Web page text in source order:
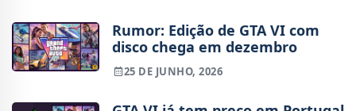
Rumor: Edição de GTA VI com
disco chega em dezembro
25 DE JUNHO, 2026